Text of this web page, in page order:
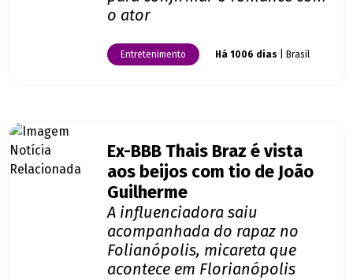
o ator
Entretenimento Há 1006 dias | Brasil
Ex-BBB Thais Braz é vista
aos beijos com tio de João
Guilherme
A influenciadora saiu
acompanhada do rapaz no
Folianópolis, micareta que
acontece em Florianópolis